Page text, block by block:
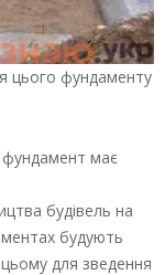
цього фундаменту
фундамент має
будівель на
будують
цьому для зведення